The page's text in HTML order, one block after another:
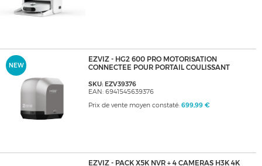
NEW
EZVIZ - HG2 600 PRO MOTORISATION
CONNECTEE POUR PORTAIL COULISSANT
SKU: EZV39376
EAN: 6941545639376
Prix de vente moyen constaté: 699,99 €
EZVIZ - PACK X5K NVR + 4 CAMERAS H3K 4K